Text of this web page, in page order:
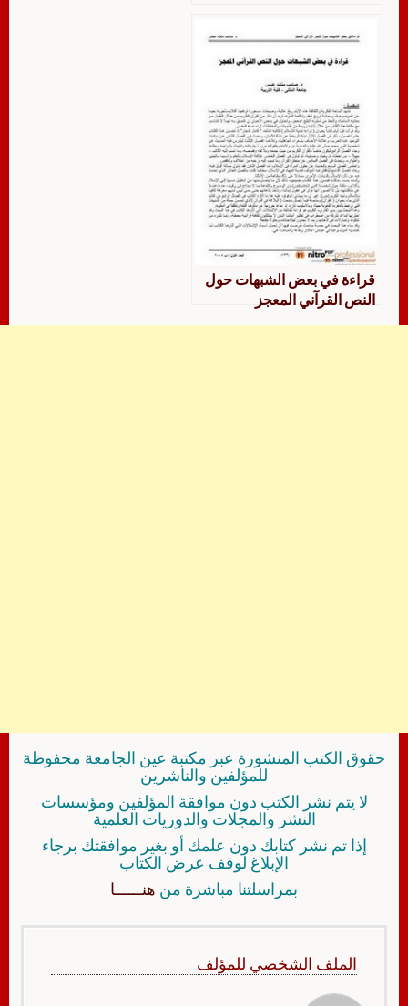
قراءة في بعض الشبهات حول
النص القرآني المعجز
حقوق الكتب المنشورة عبر مكتبة عين الجامعة محفوظة
للمؤلفين والناشرين
لا يتم نشر الكتب دون موافقة المؤلفين ومؤسسات
النشر والمجلات والدوريات العلمية
إذا تم نشر كتابك دون علمك أو بغير موافقتك برجاء
الإبلاغ لوقف عرض الكتاب
بمراسلتنا مباشرة من هنــــــا
الملف الشخصي للمؤلف